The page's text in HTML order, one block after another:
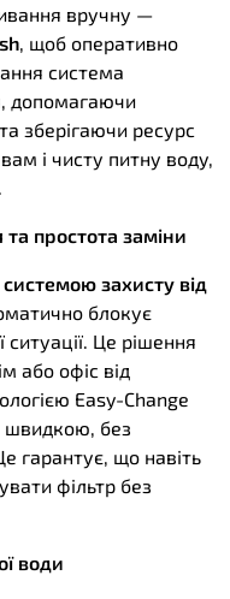
вручну —
, щоб оперативно
система
допомагаючи
зберігаючи ресурс
і чисту питну воду,
та простота заміни
захисту від
блокує
Це рішення
або офіс від
Easy-Change
швидкою, без
гарантує, що навіть
фільтр без
води